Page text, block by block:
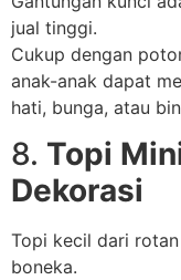
jual tinggi.
Cukup dengan
anak-anak dapat
hati, bunga, atau
8. Topi
Dekorasi
Topi kecil dari
boneka.